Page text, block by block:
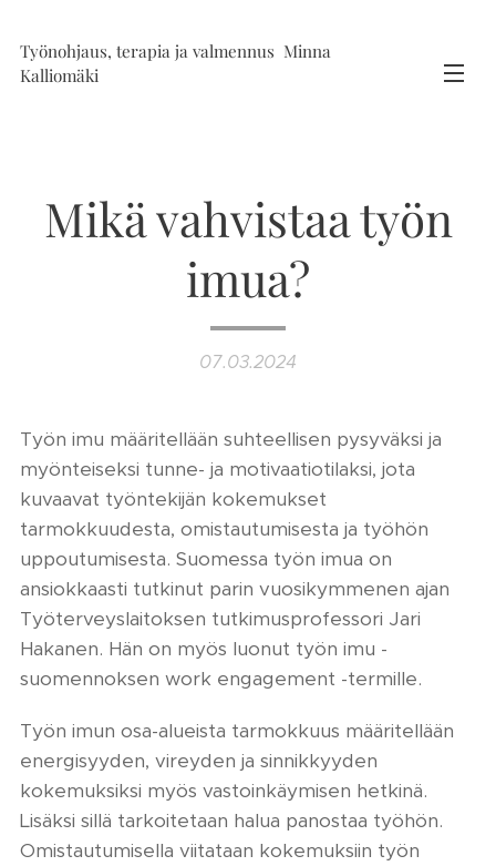
Työnohjaus, terapia ja valmennus Minna
Kalliomäki
Mikä vahvistaa työn
imua?
07.03.2024
Työn imu määritellään suhteellisen pysyväksi ja
myönteiseksi tunne- ja motivaatiotilaksi, jota
kuvaavat työntekijän kokemukset
tarmokkuudesta, omistautumisesta ja työhön
uppoutumisesta. Suomessa työn imua on
ansiokkaasti tutkinut parin vuosikymmenen ajan
Työterveyslaitoksen tutkimusprofessori Jari
Hakanen. Hän on myös luonut työn imu -
suomennoksen work engagement -termille.
Työn imun osa-alueista tarmokkuus määritellään
energisyyden, vireyden ja sinnikkyyden
kokemuksiksi myös vastoinkäymisen hetkinä.
Lisäksi sillä tarkoitetaan halua panostaa työhön.
Omistautumisella viitataan kokemuksiin työn